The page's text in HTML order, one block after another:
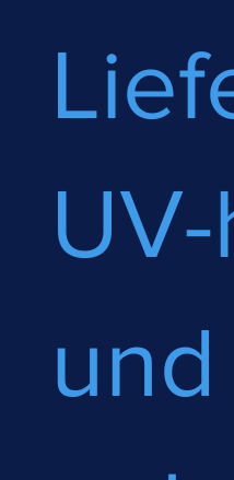
und